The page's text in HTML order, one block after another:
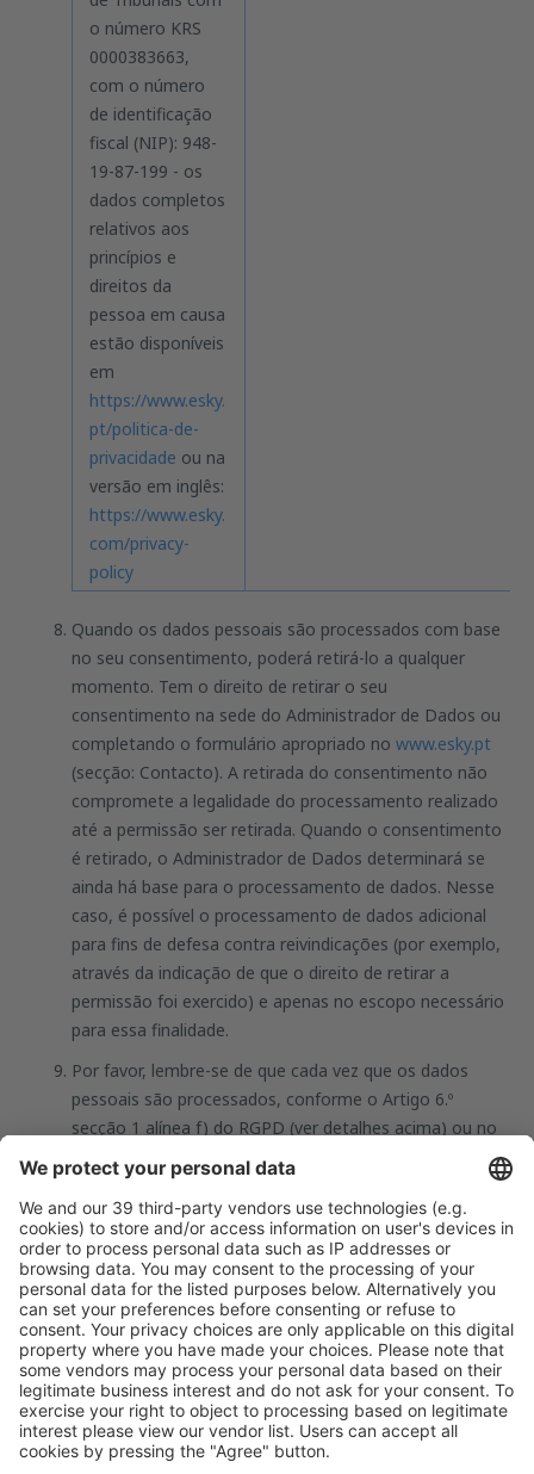
o número KRS
0000383663,
com o número
de identificação
fiscal (NIP): 948-
19-87-199 - os
dados completos
relativos aos
princípios e
direitos da
pessoa em causa
estão disponíveis
em
https://www.esky.
pt/politica-de-
privacidade ou na
versão em inglês:
https://www.esky.
com/privacy-
policy
Quando os dados pessoais são processados com base
no seu consentimento, poderá retirá-lo a qualquer
momento. Tem o direito de retirar o seu
consentimento na sede do Administrador de Dados ou
completando o formulário apropriado no www.esky.pt
(secção: Contacto). A retirada do consentimento não
compromete a legalidade do processamento realizado
até a permissão ser retirada. Quando o consentimento
é retirado, o Administrador de Dados determinará se
ainda há base para o processamento de dados. Nesse
caso, é possível o processamento de dados adicional
para fins de defesa contra reivindicações (por exemplo,
através da indicação de que o direito de retirar a
permissão foi exercido) e apenas no escopo necessário
para essa finalidade.
Por favor, lembre-se de que cada vez que os dados
pessoais são processados, conforme o Artigo 6.º
secção 1 alínea f) do RGPD (ver detalhes acima) ou no
caso do chamado interesse legítimo do Administrador
de Dados, poderá contestar a qualquer momento - por
razões relacionadas a uma situação específica - o
processamento de dados pessoais. Após a
contestação, o Administrador de Dados não mais
poderá tratar os dados pessoais, a menos que prove a
existência de bases importantes e legalmente
justificadas para o processamento de dados, superiores
aos interesses, leis e liberdades da pessoa, cujos dados
são tratados, ou bases para determinação,
prossecução ou defesa contra reinvidicações.